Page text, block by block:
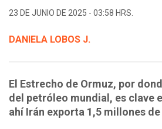
23 DE JUNIO DE 2025 - 03:58 HRS.
DANIELA LOBOS J.
El Estrecho de Ormuz, por
del petróleo mundial, es clave
ahí Irán exporta 1,5 millones